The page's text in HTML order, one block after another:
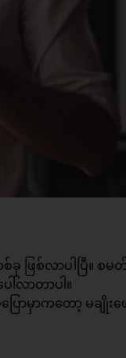
ြစ်လာပါပြီ။ စမတ်
လာတာပါ။
ာမှာကတော့ မချိုးဖ